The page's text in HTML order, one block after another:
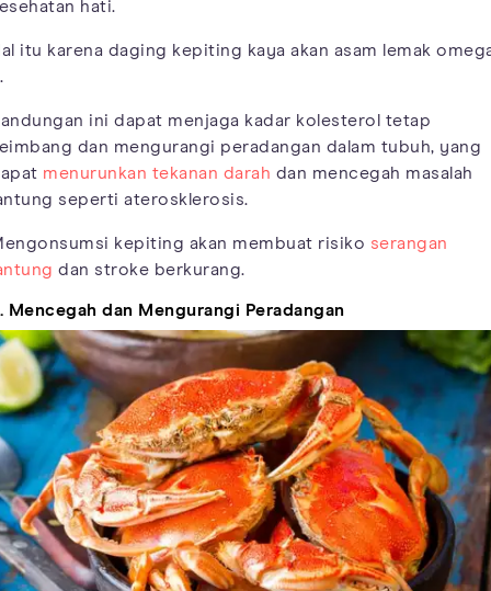
hati.
itu karena daging kepiting kaya akan asam lemak
ini dapat menjaga kadar kolesterol tetap
dan mengurangi peradangan dalam tubuh, yang
menurunkan tekanan darah dan mencegah masalah
seperti aterosklerosis.
kepiting akan membuat risiko serangan
dan stroke berkurang.
Mencegah dan Mengurangi Peradangan